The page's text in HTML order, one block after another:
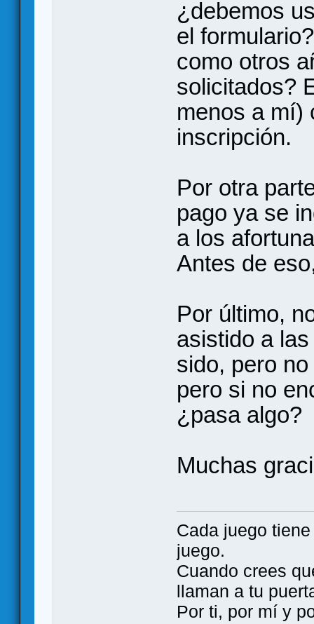
¿debemos
el
como otros
solicitados?
menos a mí)
inscripción.
Por otra
pago ya se
a los
Antes de
Por último,
asistido a
sido, pero
pero si no
¿pasa algo?
Muchas
Cada juego
juego.
Cuando crees
llaman a tu
Por ti, por mí y